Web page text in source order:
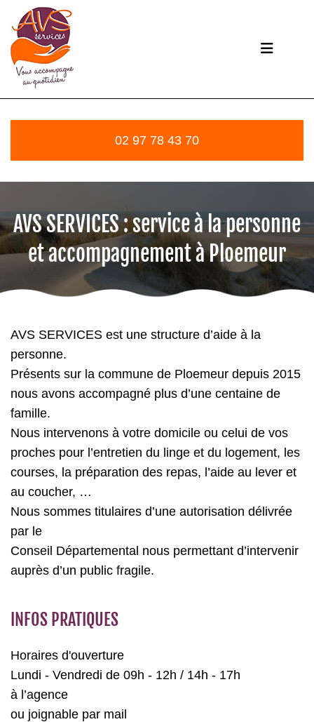
02 97 78 43 70
AVS SERVICES : service à la personne
et accompagnement à Ploemeur
AVS SERVICES est une structure d’aide à la
personne.
Présents sur la commune de Ploemeur depuis 2015
nous avons accompagné plus d’une centaine de
famille.
Nous intervenons à votre domicile ou celui de vos
proches pour l’entretien du linge et du logement, les
courses, la préparation des repas, l’aide au lever et
au coucher, …
Nous sommes titulaires d’une autorisation délivrée
par le
Conseil Départemental nous permettant d’intervenir
auprès d’un public fragile.
INFOS PRATIQUES
Horaires d'ouverture
Lundi - Vendredi de 09h - 12h / 14h - 17h
à l’agence
ou joignable par mail